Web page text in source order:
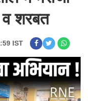
व शरबत
IST